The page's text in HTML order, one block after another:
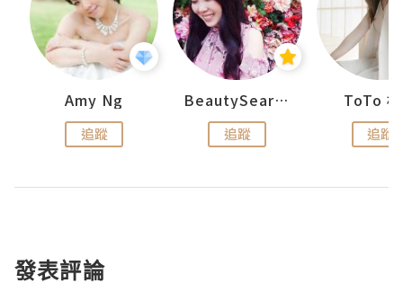
Amy Ng
追蹤
BeautySearch
追蹤
ToTo
追蹤
發表評論